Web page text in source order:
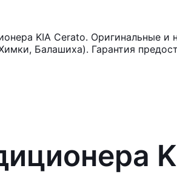
KIA Cerato. Оригинальные и
Балашиха). Гарантия